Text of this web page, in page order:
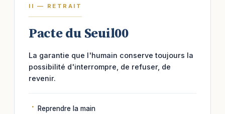
II — RETRAIT
Pacte du Seuil00
La garantie que l'humain conserve toujours la
possibilité d'interrompre, de refuser, de
revenir.
Reprendre la main